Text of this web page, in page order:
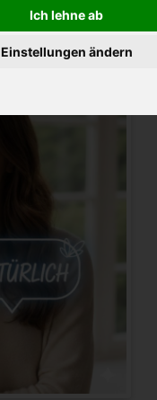
Ich lehne ab
Einstellungen ändern